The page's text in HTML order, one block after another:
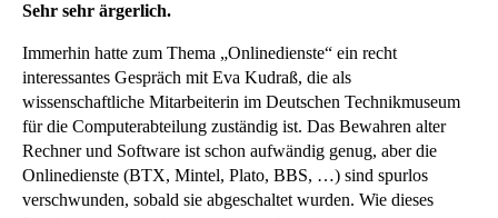
Sehr sehr ärgerlich.
Immerhin hatte zum Thema „Onlinedienste“ ein recht
interessantes Gespräch mit Eva Kudraß, die als
wissenschaftliche Mitarbeiterin im Deutschen Technikmuseum
für die Computerabteilung zuständig ist. Das Bewahren alter
Rechner und Software ist schon aufwändig genug, aber die
Onlinedienste (BTX, Mintel, Plato, BBS, …) sind spurlos
verschwunden, sobald sie abgeschaltet wurden. Wie dieses